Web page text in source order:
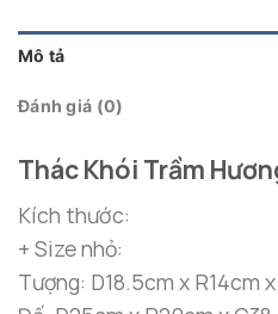
Mô tả
Đánh giá (0)
Thác Khói Trầm
Kích thước:
+ Size nhỏ:
Tượng: D18.5cm x R14cm